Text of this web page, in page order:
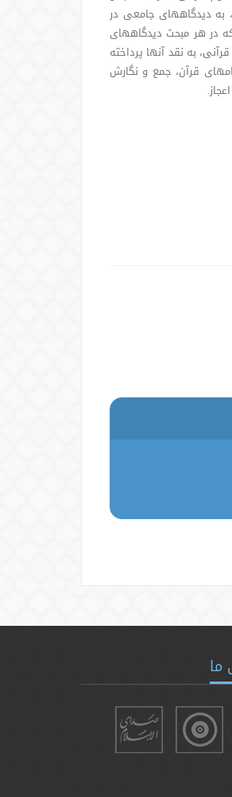
به دیدگاههای جامعی در
در هر مبحث دیدگاههای
به نقد آنها پرداخته
قرآن، جمع و نگارش
ما